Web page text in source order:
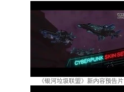
《银河垃圾联盟》新内容预告片